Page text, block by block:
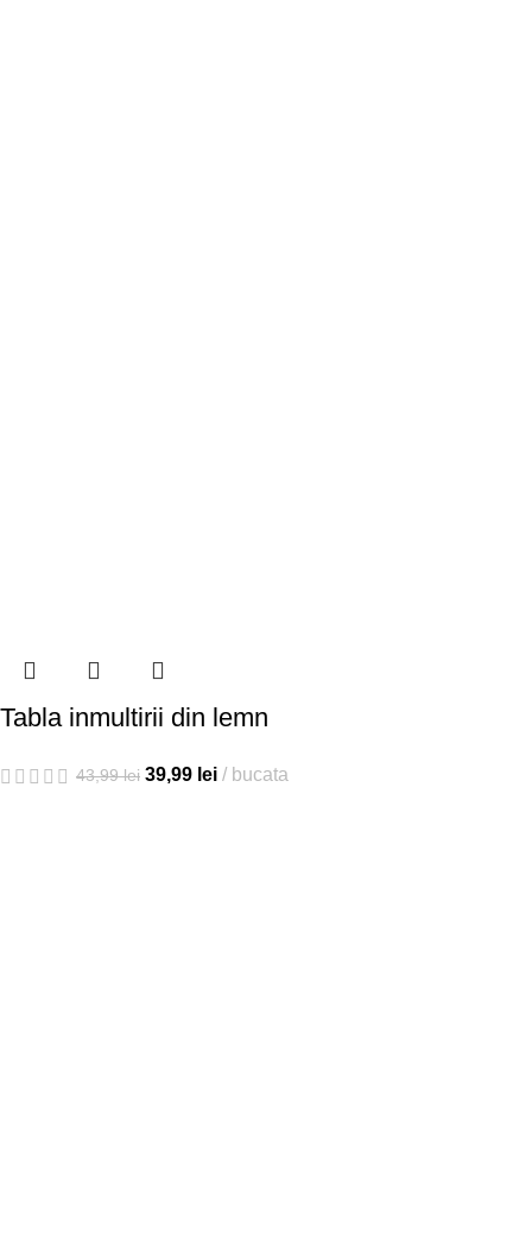
Tabla inmultirii din lemn
43,99lei 39,99 lei bucata